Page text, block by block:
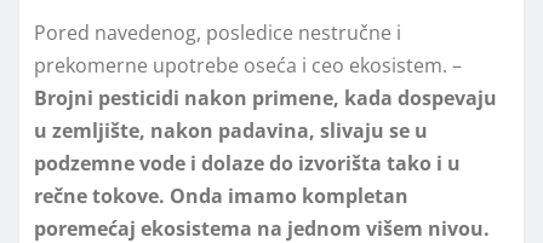
Pored navedenog, posledice nestručne i
prekomerne upotrebe oseća i ceo ekosistem. –
Brojni pesticidi nakon primene, kada dospevaju
u zemljište, nakon padavina, slivaju se u
podzemne vode i dolaze do izvorišta tako i u
rečne tokove. Onda imamo kompletan
poremećaj ekosistema na jednom višem nivou.